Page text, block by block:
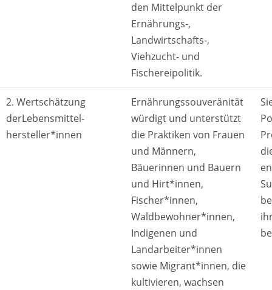
den Mittelpunkt der
Ernährungs-,
Landwirtschafts-,
Viehzucht- und
Fischereipolitik.
2. Wertschätzung
derLebensmittel-
hersteller*innen
Ernährungssouveränität
würdigt und unterstützt
die Praktiken von Frauen
und Männern,
Bäuerinnen und Bauern
und Hirt*innen,
Fischer*innen,
Waldbewohner*innen,
Indigenen und
Landarbeiter*innen
sowie Migrant*innen, die
kultivieren, wachsen